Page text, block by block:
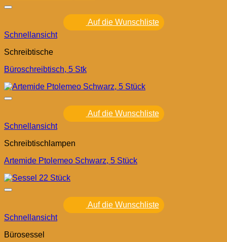
Auf die Wunschliste
Schnellansicht
Schreibtische
Büroschreibtisch, 5 Stk
Auf die Wunschliste
Schnellansicht
Schreibtischlampen
Artemide Ptolemeo Schwarz, 5 Stück
Auf die Wunschliste
Schnellansicht
Bürosessel